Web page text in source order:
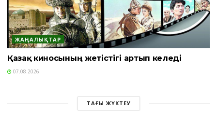
ЖАҢАЛЫҚТАР
Қазақ киносының жетістігі артып келеді
07.08.2026
ТАҒЫ ЖҮКТЕУ